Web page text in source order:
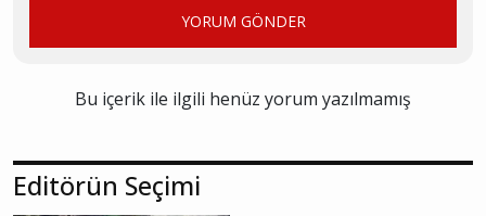
YORUM GÖNDER
Bu içerik ile ilgili henüz yorum yazılmamış
Editörün Seçimi